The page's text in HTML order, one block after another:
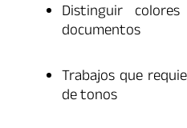
Distinguir
documentos
Trabajos que
de tonos